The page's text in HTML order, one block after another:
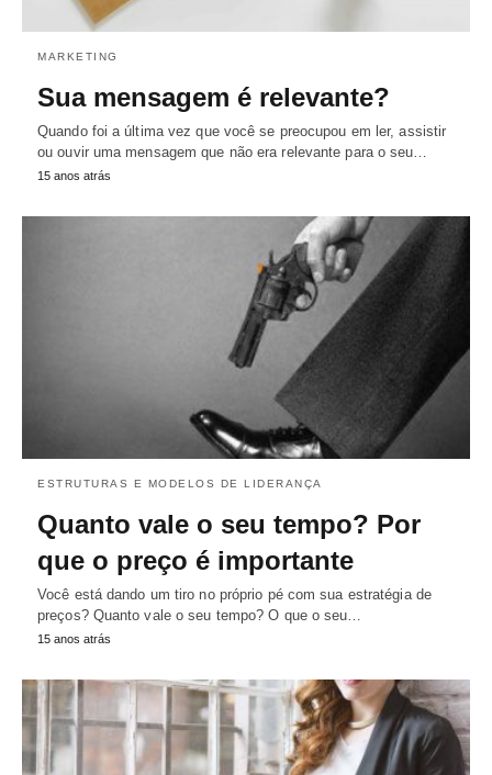
MARKETING
Sua mensagem é relevante?
Quando foi a última vez que você se preocupou em ler, assistir
ou ouvir uma mensagem que não era relevante para o seu…
15 anos atrás
ESTRUTURAS E MODELOS DE LIDERANÇA
Quanto vale o seu tempo? Por
que o preço é importante
Você está dando um tiro no próprio pé com sua estratégia de
preços? Quanto vale o seu tempo? O que o seu…
15 anos atrás